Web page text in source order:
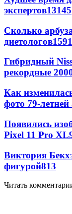
экспертов13145
Сколько
диетологов1591
Гибридный
рекордные
Как
фото 79-летней
Появились
Pixel 11 Pro XL
Виктория
фигурой813
Читать